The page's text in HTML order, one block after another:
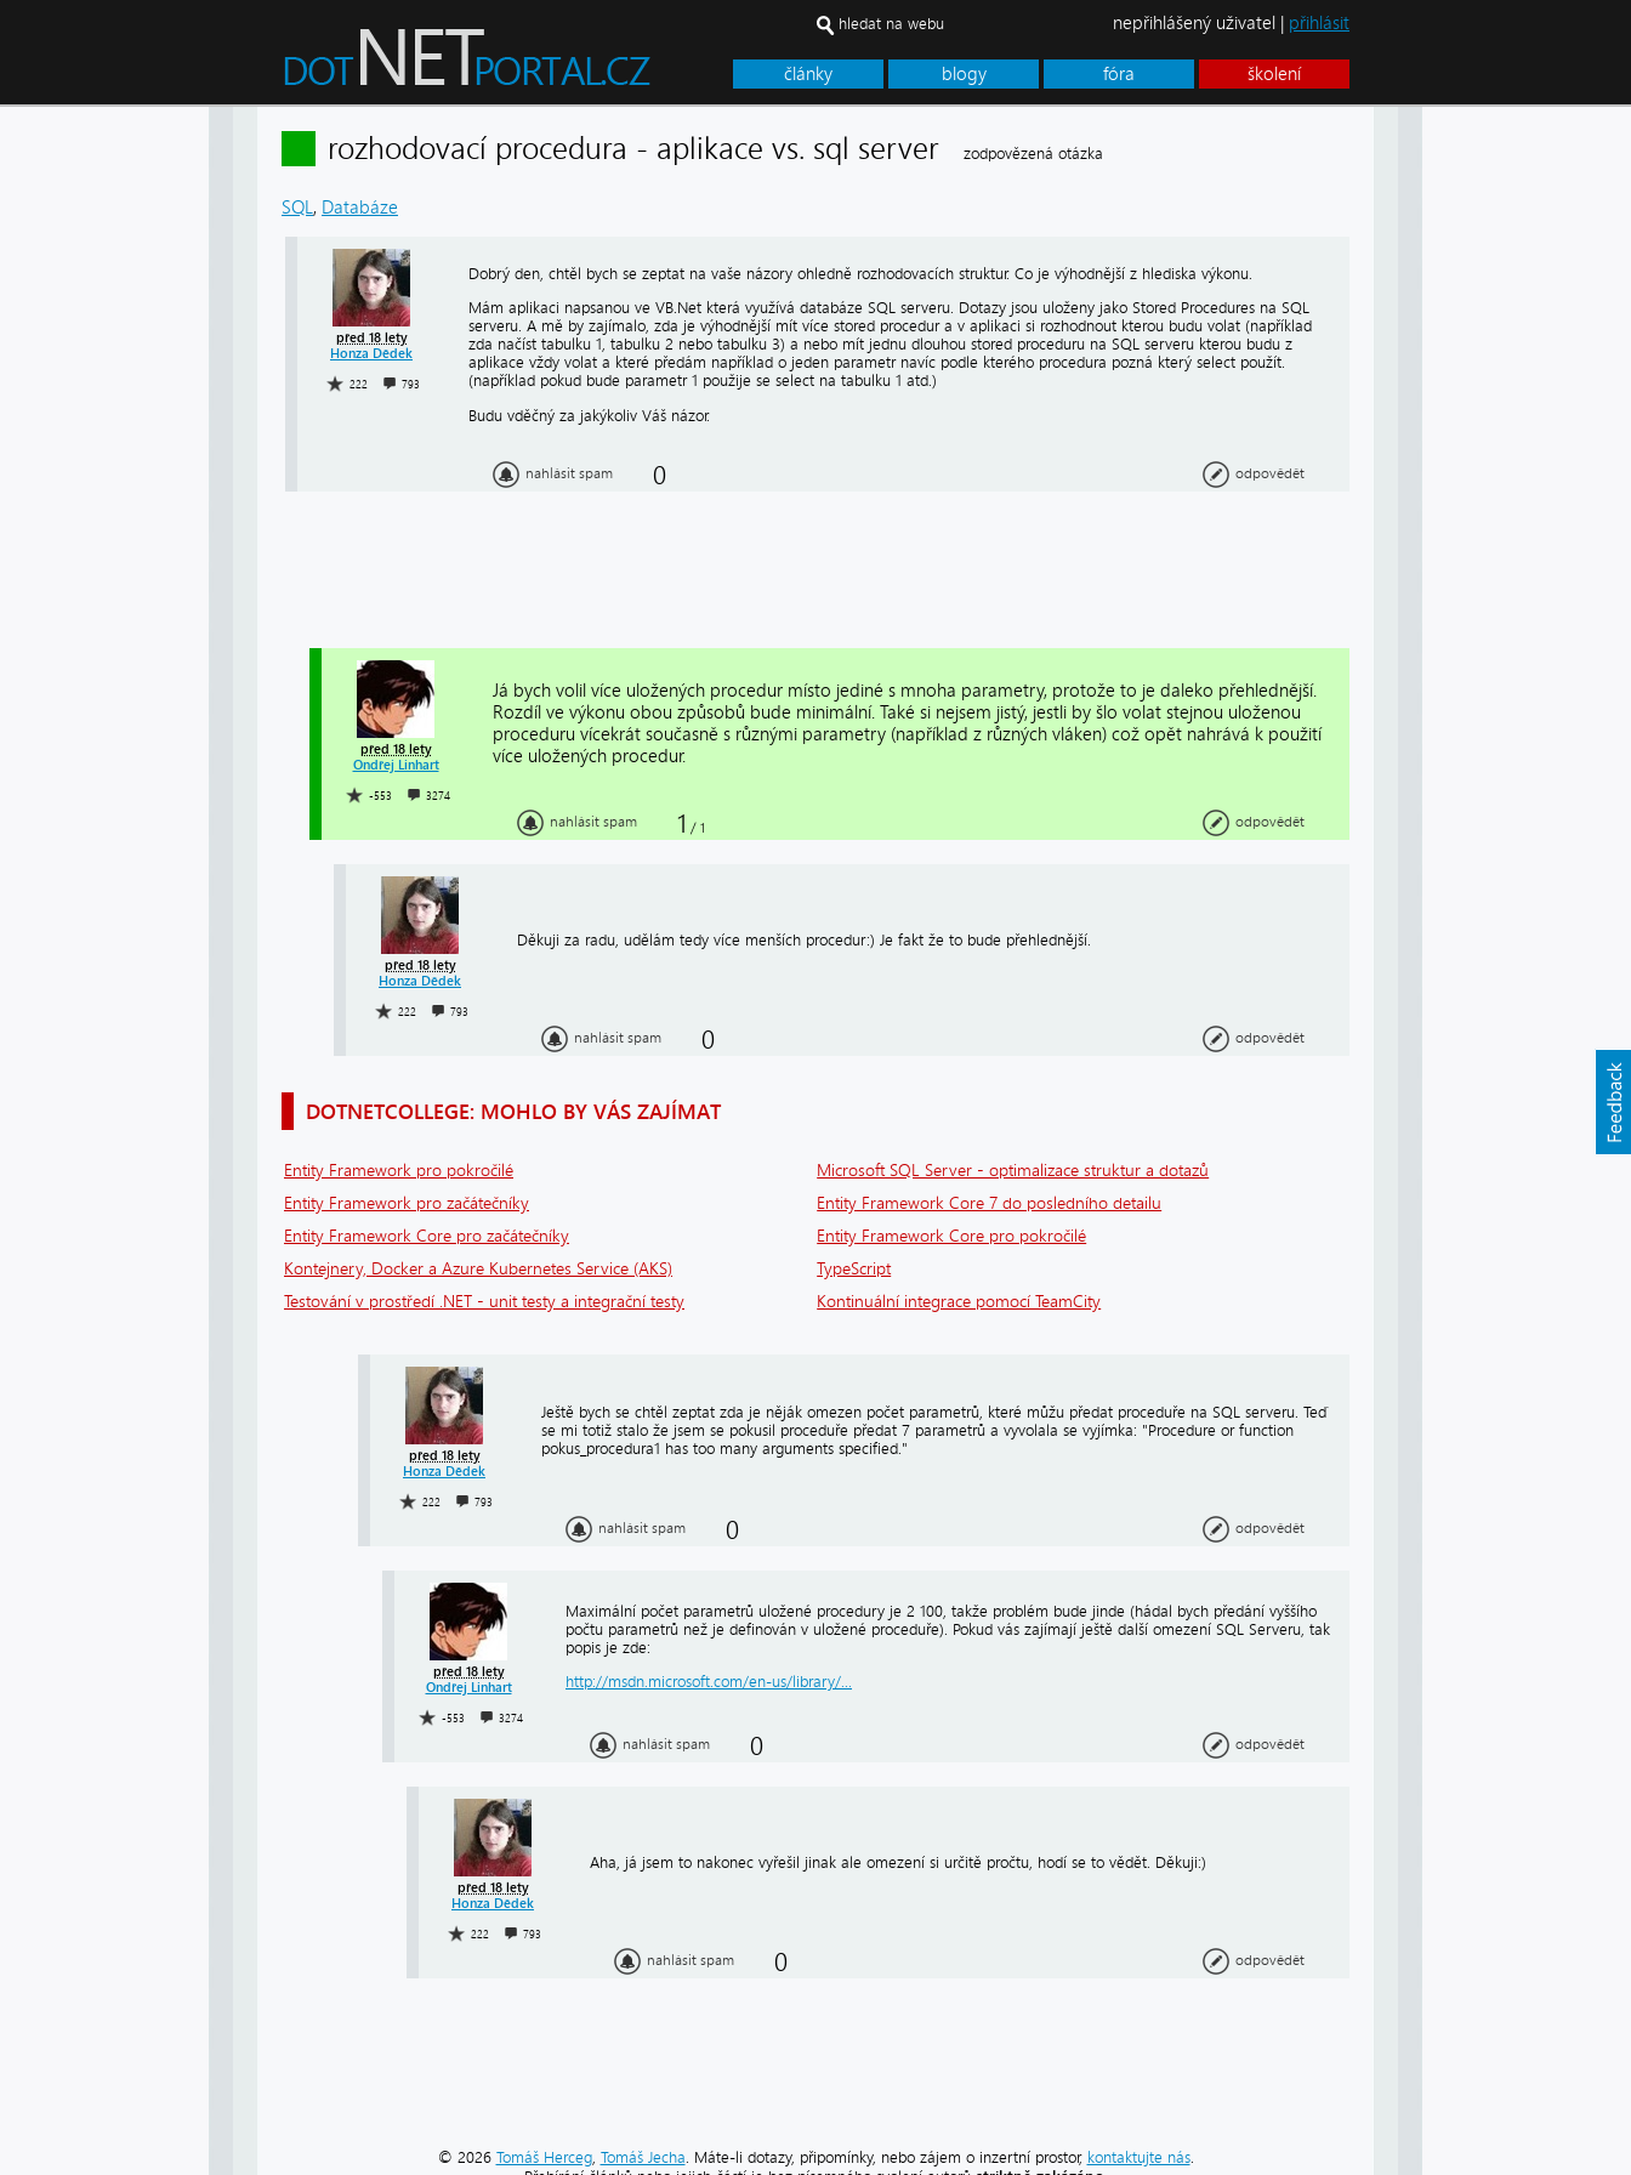
články blogy fóra školení
hledat na webu nepřihlášený uživatel | přihlásit
rozhodovací procedura - aplikace vs. sql server zodpovězená otázka
SQL, Databáze
před 18 lety
Honza Dědek
222 793
Dobrý den, chtěl bych se zeptat na vaše názory ohledně rozhodovacích struktur. Co je výhodnější z hlediska výkonu.
Mám aplikaci napsanou ve VB.Net která využívá databáze SQL serveru. Dotazy jsou uloženy jako Stored Procedures na SQL
serveru. A mě by zajímalo, zda je výhodnější mít více stored procedur a v aplikaci si rozhodnout kterou budu volat (například
zda načíst tabulku 1, tabulku 2 nebo tabulku 3) a nebo mít jednu dlouhou stored proceduru na SQL serveru kterou budu z
aplikace vždy volat a které předám například o jeden parametr navíc podle kterého procedura pozná který select použít.
(například pokud bude parametr 1 použije se select na tabulku 1 atd.)
Budu vděčný za jakýkoliv Váš názor.
nahlásit spam 0 odpovědět
před 18 lety
Ondřej Linhart
-553 3274
Já bych volil více uložených procedur místo jediné s mnoha parametry, protože to je daleko přehlednější.
Rozdíl ve výkonu obou způsobů bude minimální. Také si nejsem jistý, jestli by šlo volat stejnou uloženou
proceduru vícekrát současně s různými parametry (například z různých vláken) což opět nahrává k použití
více uložených procedur.
nahlásit spam 1 / 1 odpovědět
před 18 lety
Honza Dědek
222 793
Děkuji za radu, udělám tedy více menších procedur:) Je fakt že to bude přehlednější.
nahlásit spam 0 odpovědět
DOTNETCOLLEGE: MOHLO BY VÁS ZAJÍMAT
Entity Framework pro pokročilé
Microsoft SQL Server - optimalizace struktur a dotazů
Entity Framework pro začátečníky
Entity Framework Core 7 do posledního detailu
Entity Framework Core pro začátečníky
Entity Framework Core pro pokročilé
Kontejnery, Docker a Azure Kubernetes Service (AKS)
TypeScript
Testování v prostředí .NET - unit testy a integrační testy
Kontinuální integrace pomocí TeamCity
před 18 lety
Honza Dědek
222 793
Ještě bych se chtěl zeptat zda je něják omezen počet parametrů, které můžu předat proceduře na SQL serveru. Teď
se mi totiž stalo že jsem se pokusil proceduře předat 7 parametrů a vyvolala se vyjímka: "Procedure or function
pokus_procedura1 has too many arguments specified."
nahlásit spam 0 odpovědět
před 18 lety
Ondřej Linhart
-553 3274
Maximální počet parametrů uložené procedury je 2 100, takže problém bude jinde (hádal bych předání vyššího
počtu parametrů než je definován v uložené proceduře). Pokud vás zajímají ještě další omezení SQL Serveru, tak
popis je zde:
http://msdn.microsoft.com/en-us/library/...
nahlásit spam 0 odpovědět
před 18 lety
Honza Dědek
222 793
Aha, já jsem to nakonec vyřešil jinak ale omezení si určitě pročtu, hodí se to vědět. Děkuji:)
nahlásit spam 0 odpovědět
© 2026 Tomáš Herceg, Tomáš Jecha . Máte-li dotazy, připomínky, nebo zájem o inzertní prostor, kontaktujte nás.